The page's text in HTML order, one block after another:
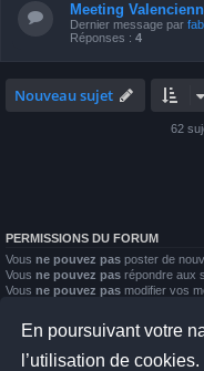
En poursuivant votre
l’utilisation de cookies.
Meeting
Dernier message par
Réponses : 4
Nouveau sujet
62
PERMISSIONS DU FORUM
Vous ne pouvez pas poster de
Vous ne pouvez pas répondre aux
Vous ne pouvez pas modifier vos
Vous
ne pouvez pas joindre des
Index du forum